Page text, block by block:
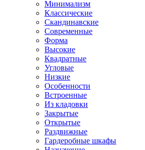
Минимализм
Классические
Скандинавские
Современные
Форма
Высокие
Квадратные
Угловые
Низкие
Особенности
Встроенные
Из кладовки
Закрытые
Открытые
Раздвижные
Гардеробные шкафы